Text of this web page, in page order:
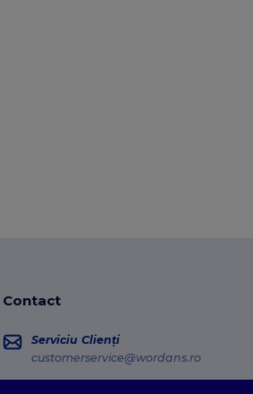
Contact
Serviciu Clienți
customerservice@wordans.ro